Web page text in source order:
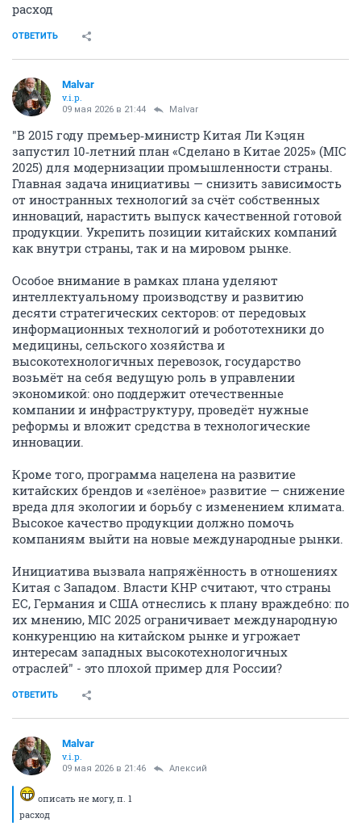
расход
ОТВЕТИТЬ
Malvar
v.i.p.
09 мая 2026 в 21:44 Malvar
"В 2015 году премьер‑министр Китая Ли Кэцян
запустил 10‑летний план «Сделано в Китае 2025» (MIC
2025) для модернизации промышленности страны.
Главная задача инициативы — снизить зависимость
от иностранных технологий за счёт собственных
инноваций, нарастить выпуск качественной готовой
продукции. Укрепить позиции китайских компаний
как внутри страны, так и на мировом рынке.
Особое внимание в рамках плана уделяют
интеллектуальному производству и развитию
десяти стратегических секторов: от передовых
информационных технологий и робототехники до
медицины, сельского хозяйства и
высокотехнологичных перевозок, государство
возьмёт на себя ведущую роль в управлении
экономикой: оно поддержит отечественные
компании и инфраструктуру, проведёт нужные
реформы и вложит средства в технологические
инновации.
Кроме того, программа нацелена на развитие
китайских брендов и «зелёное» развитие — снижение
вреда для экологии и борьбу с изменением климата.
Высокое качество продукции должно помочь
компаниям выйти на новые международные рынки.
Инициатива вызвала напряжённость в отношениях
Китая с Западом. Власти КНР считают, что страны
ЕС, Германия и США отнеслись к плану враждебно: по
их мнению, MIC 2025 ограничивает международную
конкуренцию на китайском рынке и угрожает
интересам западных высокотехнологичных
отраслей" - это плохой пример для России?
ОТВЕТИТЬ
Malvar
v.i.p.
09 мая 2026 в 21:46 Алексий
описать не могу, п. 1
расход